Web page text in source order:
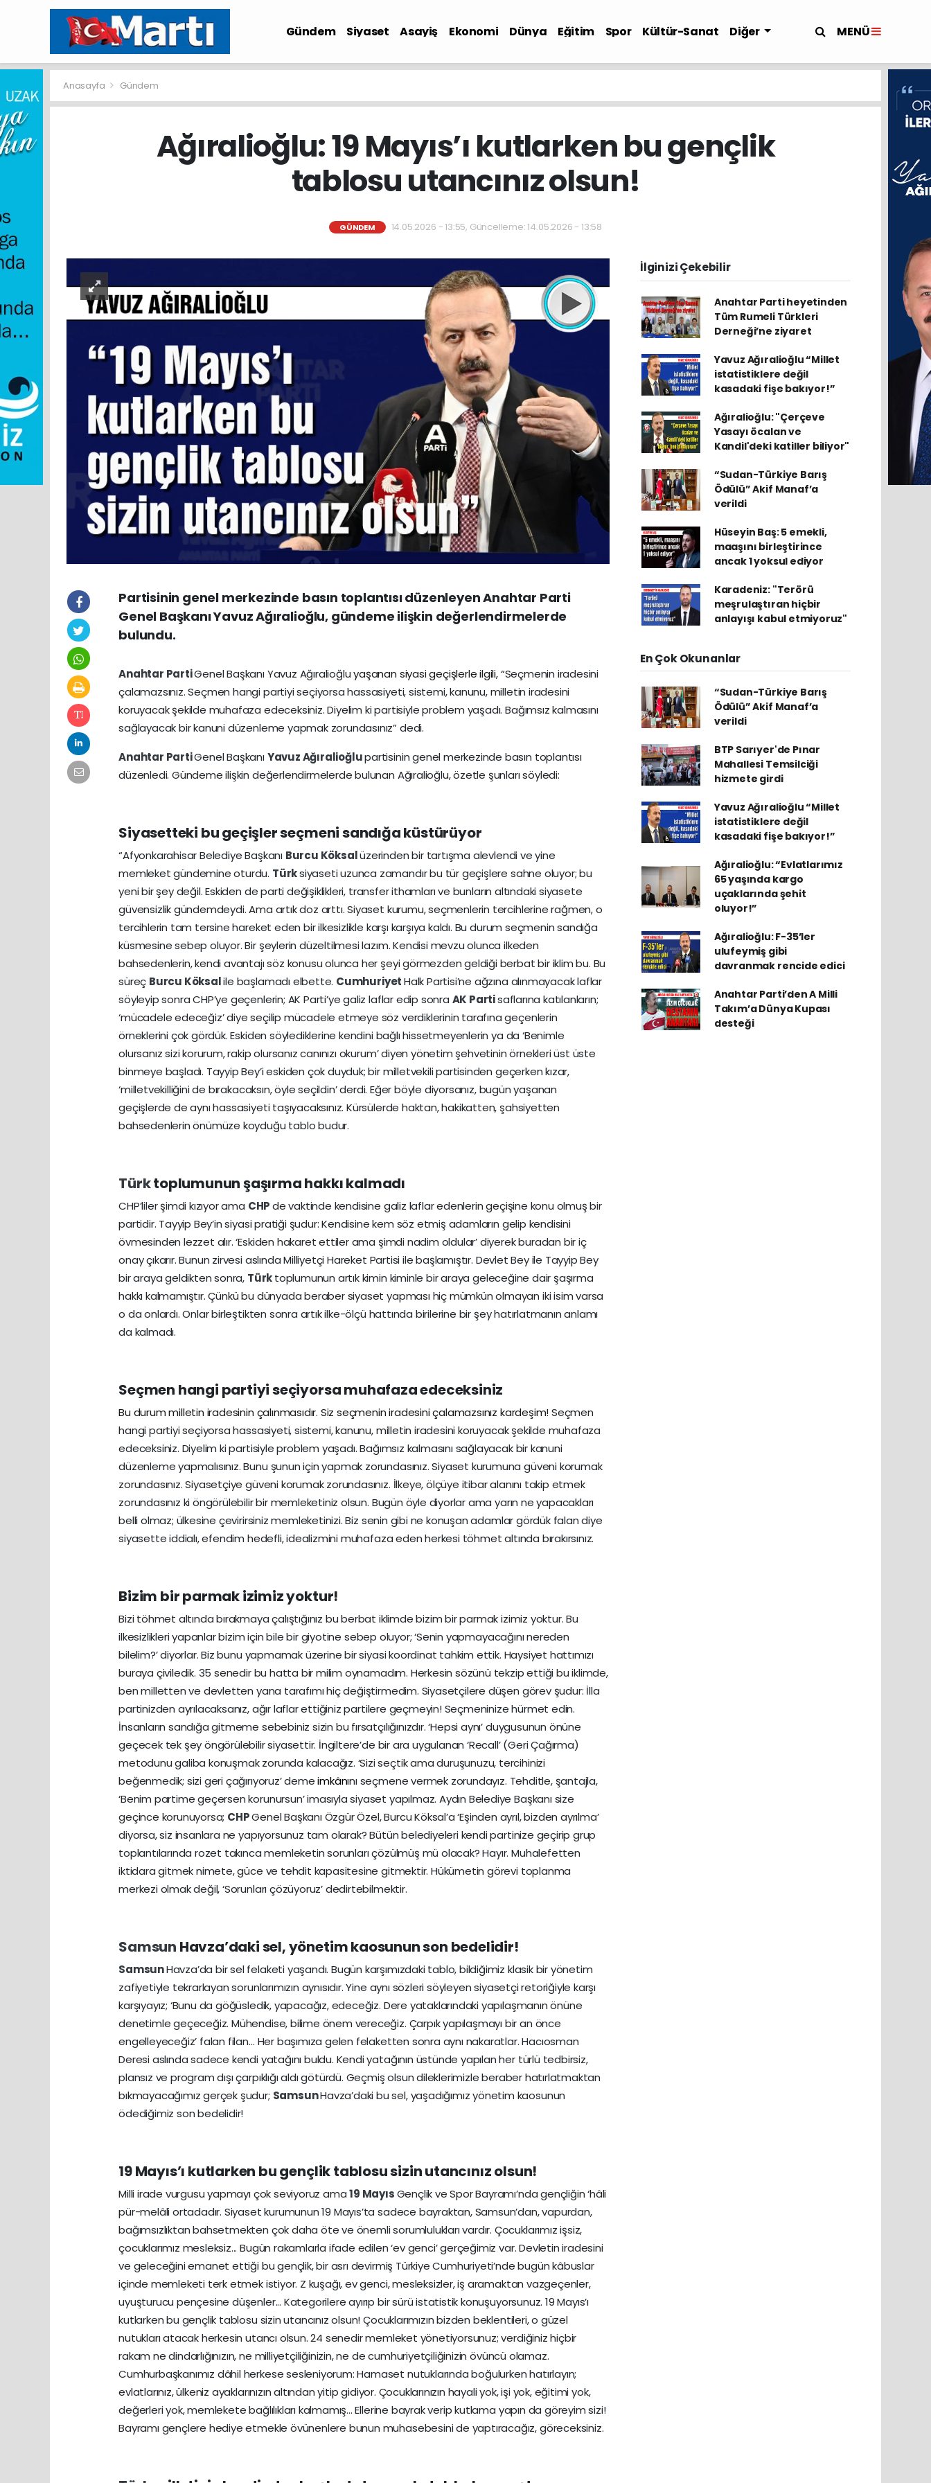
Gündem Siyaset Asayiş Ekonomi Dünya Eğitim Spor Kültür-Sanat Diğer MENÜ
Anasayfa Gündem
Ağıralioğlu: 19 Mayıs’ı kutlarken bu gençlik
tablosu utancınız olsun!
GÜNDEM 14.05.2026 - 13:55, Güncelleme: 14.05.2026 - 13:58
Partisinin genel merkezinde basın toplantısı düzenleyen Anahtar Parti
Genel Başkanı Yavuz Ağıralioğlu, gündeme ilişkin değerlendirmelerde
bulundu.
Anahtar PartiGenel Başkanı Yavuz Ağıralioğluyaşanan siyasi geçişlerle ilgili, “Seçmenin iradesini
çalamazsınız. Seçmen hangi partiyi seçiyorsa hassasiyeti, sistemi, kanunu, milletin iradesini
koruyacak şekilde muhafaza edeceksiniz. Diyelim ki partisiyle problem yaşadı. Bağımsız kalmasını
sağlayacak bir kanuni düzenleme yapmak zorundasınız” dedi.
Anahtar PartiGenel BaşkanıYavuz Ağıralioğlupartisinin genel merkezinde basın toplantısı
düzenledi. Gündeme ilişkin değerlendirmelerde bulunan Ağıralioğlu, özetle şunları söyledi:
Siyasetteki bu geçişler seçmeni sandığa küstürüyor
“Afyonkarahisar Belediye Başkanı Burcu Köksalüzerinden bir tartışma alevlendi ve yine
memleket gündemine oturdu. Türksiyaseti uzunca zamandır bu tür geçişlere sahne oluyor; bu
yeni bir şey değil. Eskiden de parti değişiklikleri, transfer ithamları ve bunların altındaki siyasete
güvensizlik gündemdeydi. Ama artık doz arttı. Siyaset kurumu, seçmenlerin tercihlerine rağmen, o
tercihlerin tam tersine hareket eden bir ilkesizlikle karşı karşıya kaldı. Bu durum seçmenin sandığa
küsmesine sebep oluyor. Bir şeylerin düzeltilmesi lazım. Kendisi mevzu olunca ilkeden
bahsedenlerin, kendi avantajı söz konusu olunca her şeyi görmezden geldiği berbat bir iklim bu. Bu
süreç Burcu Köksalile başlamadı elbette. CumhuriyetHalk Partisi’ne ağzına alınmayacak laflar
söyleyip sonra CHP’ye geçenlerin; AK Parti’ye galiz laflar edip sonra AK Partisaflarına katılanların;
‘mücadele edeceğiz’ diye seçilip mücadele etmeye söz verdiklerinin tarafına geçenlerin
örneklerini çok gördük. Eskiden söylediklerine kendini bağlı hissetmeyenlerin ya da ‘Benimle
olursanız sizi korurum, rakip olursanız canınızı okurum’ diyen yönetim şehvetinin örnekleri üst üste
binmeye başladı. Tayyip Bey’i eskiden çok duyduk; bir milletvekili partisinden geçerken kızar,
‘milletvekilliğini de bırakacaksın, öyle seçildin’ derdi. Eğer böyle diyorsanız, bugün yaşanan
geçişlerde de aynı hassasiyeti taşıyacaksınız. Kürsülerde haktan, hakikatten, şahsiyetten
bahsedenlerin önümüze koyduğu tablo budur.
Türktoplumunun şaşırma hakkı kalmadı
CHP’liler şimdi kızıyor ama CHPde vaktinde kendisine galiz laflar edenlerin geçişine konu olmuş bir
partidir. Tayyip Bey’in siyasi pratiği şudur: Kendisine kem söz etmiş adamların gelip kendisini
övmesinden lezzet alır. ‘Eskiden hakaret ettiler ama şimdi nadim oldular’ diyerek buradan bir iç
onay çıkarır. Bunun zirvesi aslında Milliyetçi Hareket Partisi ile başlamıştır. Devlet Bey ile Tayyip Bey
bir araya geldikten sonra, Türktoplumunun artık kimin kiminle bir araya geleceğine dair şaşırma
hakkı kalmamıştır. Çünkü bu dünyada beraber siyaset yapması hiç mümkün olmayan iki isim varsa
o da onlardı. Onlar birleştikten sonra artık ilke-ölçü hattında birilerine bir şey hatırlatmanın anlamı
da kalmadı.
Seçmen hangi partiyi seçiyorsa muhafaza edeceksiniz
Bu durum milletin iradesinin çalınmasıdır. Siz seçmenin iradesini çalamazsınız kardeşim!Seçmen
hangi partiyi seçiyorsa hassasiyeti, sistemi, kanunu, milletin iradesini koruyacak şekilde muhafaza
edeceksiniz. Diyelim ki partisiyle problem yaşadı. Bağımsız kalmasını sağlayacak bir kanuni
düzenleme yapmalısınız. Bunu şunun için yapmak zorundasınız. Siyaset kurumuna güveni korumak
zorundasınız. Siyasetçiye güveni korumak zorundasınız. İlkeye, ölçüye itibar alanını takip etmek
zorundasınız ki öngörülebilir bir memleketiniz olsun. Bugün öyle diyorlar ama yarın ne yapacakları
belli olmaz; ülkesine çevirirsiniz memleketinizi. Biz senin gibi ne konuşan adamlar gördük falan diye
siyasette iddialı, efendim hedefli, idealizmini muhafaza eden herkesi töhmet altında bırakırsınız.
Bizim bir parmak izimiz yoktur!
Bizi töhmet altında bırakmaya çalıştığınız bu berbat iklimde bizim bir parmak izimiz yoktur. Bu
ilkesizlikleri yapanlar bizim için bile bir giyotine sebep oluyor; ‘Senin yapmayacağını nereden
bilelim?’ diyorlar. Biz bunu yapmamak üzerine bir siyasi koordinat tahkim ettik. Haysiyet hattımızı
buraya çiviledik. 35 senedir bu hatta bir milim oynamadım. Herkesin sözünü tekzip ettiği bu iklimde,
ben milletten ve devletten yana tarafımı hiç değiştirmedim. Siyasetçilere düşen görev şudur: İlla
partinizden ayrılacaksanız, ağır laflar ettiğiniz partilere geçmeyin! Seçmeninize hürmet edin.
İnsanların sandığa gitmeme sebebiniz sizin bu fırsatçılığınızdır. ‘Hepsi aynı’ duygusunun önüne
geçecek tek şey öngörülebilir siyasettir. İngiltere’de bir ara uygulanan ‘Recall’ (Geri Çağırma)
metodunu galiba konuşmak zorunda kalacağız. ‘Sizi seçtik ama duruşunuzu, tercihinizi
beğenmedik; sizi geri çağırıyoruz’ demeimkânını seçmene vermek zorundayız. Tehditle, şantajla,
‘Benim partime geçersen korunursun’ imasıyla siyaset yapılmaz. Aydın Belediye Başkanı size
geçince korunuyorsa; CHPGenel Başkanı Özgür Özel, Burcu Köksal’a ‘Eşinden ayrıl, bizden ayrılma’
diyorsa, siz insanlara ne yapıyorsunuz tam olarak? Bütün belediyeleri kendi partinize geçirip grup
toplantılarında rozet takınca memleketin sorunları çözülmüş mü olacak? Hayır. Muhalefetten
iktidara gitmek nimete, güce ve tehdit kapasitesine gitmektir. Hükümetin görevi toplanma
merkezi olmak değil, ‘Sorunları çözüyoruz’ dedirtebilmektir.
Samsun Havza’daki sel, yönetim kaosunun son bedelidir!
SamsunHavza’da bir sel felaketi yaşandı. Bugün karşımızdaki tablo, bildiğimiz klasik bir yönetim
zafiyetiyle tekrarlayan sorunlarımızın aynısıdır. Yine aynı sözleri söyleyen siyasetçi retoriğiyle karşı
karşıyayız; ‘Bunu da göğüsledik, yapacağız, edeceğiz. Dere yataklarındaki yapılaşmanın önüne
denetimle geçeceğiz. Mühendise, bilime önem vereceğiz. Çarpık yapılaşmayı bir an önce
engelleyeceğiz’ falan filan… Her başımıza gelen felaketten sonra aynı nakaratlar. Hacıosman
Deresi aslında sadece kendi yatağını buldu. Kendi yatağının üstünde yapılan her türlü tedbirsiz,
plansız ve program dışı çarpıklığı aldı götürdü. Geçmiş olsun dileklerimizle beraber hatırlatmaktan
bıkmayacağımız gerçek şudur; SamsunHavza’daki bu sel, yaşadığımız yönetim kaosunun
ödediğimiz son bedelidir!
19 Mayıs’ı kutlarken bu gençlik tablosu sizin utancınız olsun!
Milli irade vurgusu yapmayı çok seviyoruz ama19 MayısGençlik ve Spor Bayramı’nda gençliğin ‘hâli
pür-melâli ortadadır. Siyaset kurumunun 19 Mayıs’ta sadece bayraktan, Samsun’dan, vapurdan,
bağımsızlıktan bahsetmekten çok daha öte ve önemli sorumlulukları vardır. Çocuklarımız işsiz,
çocuklarımız mesleksiz... Bugün rakamlarla ifade edilen ‘ev genci’ gerçeğimiz var. Devletin iradesini
ve geleceğini emanet ettiği bu gençlik, bir asrı devirmiş Türkiye Cumhuriyeti’nde bugün kâbuslar
içinde memleketi terk etmek istiyor. Z kuşağı, ev genci, mesleksizler, iş aramaktan vazgeçenler,
uyuşturucu pençesine düşenler... Kategorilere ayırıp bir sürü istatistik konuşuyorsunuz. 19 Mayıs’ı
kutlarken bu gençlik tablosu sizin utancınız olsun! Çocuklarımızın bizden beklentileri, o güzel
nutukları atacak herkesin utancı olsun. 24 senedir memleket yönetiyorsunuz; verdiğiniz hiçbir
rakam ne dindarlığınızın, ne milliyetçiliğinizin, ne de cumhuriyetçiliğinizin övüncü olamaz.
Cumhurbaşkanımız dâhil herkese sesleniyorum: Hamaset nutuklarında boğulurken hatırlayın;
evlatlarınız, ülkeniz ayaklarınızın altından yitip gidiyor. Çocuklarınızın hayali yok, işi yok, eğitimi yok,
değerleri yok, memlekete bağlılıkları kalmamış... Ellerine bayrak verip kutlama yapın da göreyim sizi!
Bayramı gençlere hediye etmekle övünenlere bunun muhasebesini de yaptıracağız, göreceksiniz.
İlginizi Çekebilir
Anahtar Parti heyetinden
Tüm Rumeli Türkleri
Derneği’ne ziyaret
Yavuz Ağıralioğlu “Millet
istatistiklere değil
kasadaki fişe bakıyor!”
Ağıralioğlu: "Çerçeve
Yasayı öcalan ve
Kandil'deki katiller biliyor"
“Sudan-Türkiye Barış
Ödülü” Akif Manaf’a
verildi
Hüseyin Baş: 5 emekli,
maaşını birleştirince
ancak 1 yoksul ediyor
Karadeniz: "Terörü
meşrulaştıran hiçbir
anlayışı kabul etmiyoruz"
En Çok Okunanlar
“Sudan-Türkiye Barış
Ödülü” Akif Manaf’a
verildi
BTP Sarıyer'de Pınar
Mahallesi Temsilciği
hizmete girdi
Yavuz Ağıralioğlu “Millet
istatistiklere değil
kasadaki fişe bakıyor!”
Ağıralioğlu: “Evlatlarımız
65 yaşında kargo
uçaklarında şehit
oluyor!”
Ağıralioğlu: F-35’ler
ulufeymiş gibi
davranmak rencide edici
Anahtar Parti’den A Milli
Takım’a Dünya Kupası
desteği